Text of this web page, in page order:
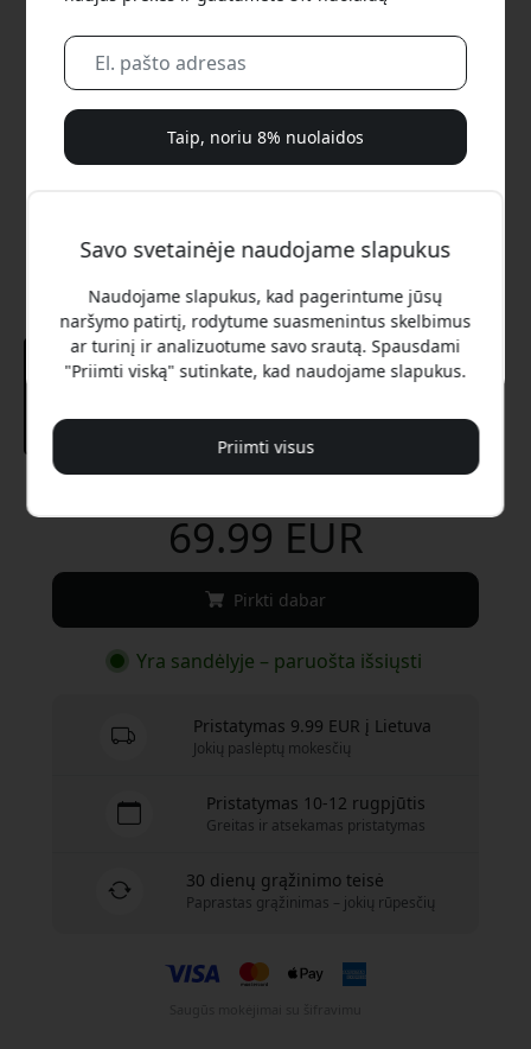
69.99 EUR
Pirkti dabar
Yra sandėlyje – paruošta išsiųsti
Pristatymas 9.99 EUR į Lietuva
Jokių paslėptų mokesčių
Pristatymas 10-12 rugpjūtis
Greitas ir atsekamas pristatymas
30 dienų grąžinimo teisė
Paprastas grąžinimas – jokių rūpesčių
Savo svetainėje naudojame slapukus
Naudojame slapukus, kad pagerintume jūsų
naršymo patirtį, rodytume suasmenintus skelbimus
ar turinį ir analizuotume savo srautą. Spausdami
"Priimti viską" sutinkate, kad naudojame slapukus.
Priimti visus
Taip, noriu 8% nuolaidos
edukacines serijas ir specialius pasiūlymus.
Ne, aš verčiau mokėčiau visą kainą.